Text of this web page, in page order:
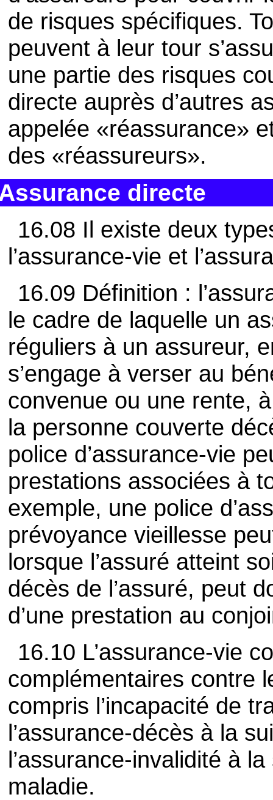
de risques spécifiques.
peuvent à leur tour
une partie des risques
directe auprès d’autres
appelée «réassurance»
des «réassureurs».
directe
16.08 Il existe deux
l’assurance-vie et
16.09 Définition :
le cadre de laquelle un
réguliers à un assureur,
s’engage à verser au
convenue ou une rente,
la personne couverte
police d’assurance-vie
prestations associées à
exemple, une police
prévoyance vieillesse
lorsque l’assuré atteint
décès de l’assuré, peut
d’une prestation au
16.10 L’assurance-vie
complémentaires contre
compris l’incapacité de
l’assurance-décès à la
l’assurance-invalidité à
maladie.